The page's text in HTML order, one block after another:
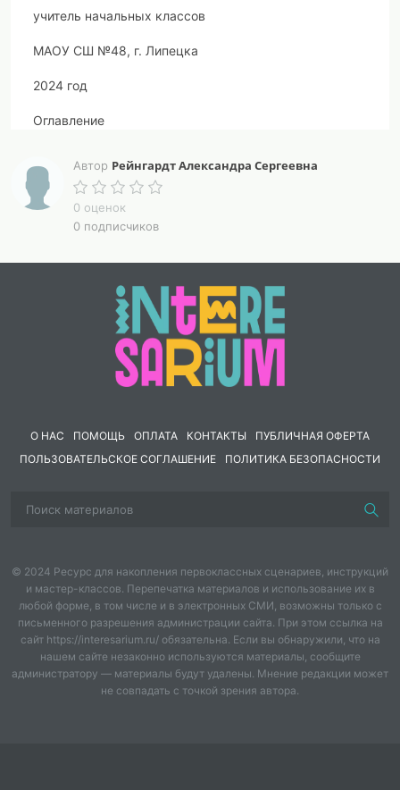
учитель начальных классов
МАОУ СШ №48, г. Липецка
2024 год
Оглавление
Тематическое направление
Тема (название) воспитательного
темы
Роль и место воспитательного
мероприятия в системе работы классного
руководителя
мероприятия
Цель
Форма проведения воспитательного
мероприятия и обоснование ее выбора
Воспитательные методы и приемы,
используемые для достижения
планируемых воспитательных
результатов
Автор Рейнгардт Александра Сергеевна
0 оценок
0 подписчиков
О НАС ПОМОЩЬ ОПЛАТА КОНТАКТЫ
ПУБЛИЧНАЯ ОФЕРТА
ПОЛЬЗОВАТЕЛЬСКОЕ СОГЛАШЕНИЕ
ПОЛИТИКА БЕЗОПАСНОСТИ
© 2024 Ресурс для накопления первоклассных сценариев, инструкций
и мастер-классов. Перепечатка материалов и использование их в
любой форме, в том числе и в электронных СМИ, возможны только с
письменного разрешения администрации сайта. При этом ссылка на
сайт https://interesarium.ru/ обязательна. Если вы обнаружили, что на
нашем сайте незаконно используются материалы, сообщите
администратору — материалы будут удалены. Мнение редакции может
не совпадать с точкой зрения автора.